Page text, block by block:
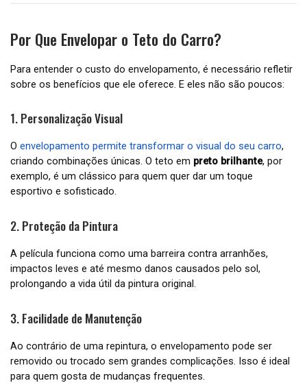
Por Que Envelopar o Teto do Carro?
Para entender o custo do envelopamento, é necessário refletir
sobre os benefícios que ele oferece. E eles não são poucos:
1. Personalização Visual
O envelopamento permite transformar o visual do seu carro,
criando combinações únicas. O teto em preto brilhante, por
exemplo, é um clássico para quem quer dar um toque
esportivo e sofisticado.
2. Proteção da Pintura
A película funciona como uma barreira contra arranhões,
impactos leves e até mesmo danos causados pelo sol,
prolongando a vida útil da pintura original.
3. Facilidade de Manutenção
Ao contrário de uma repintura, o envelopamento pode ser
removido ou trocado sem grandes complicações. Isso é ideal
para quem gosta de mudanças frequentes.